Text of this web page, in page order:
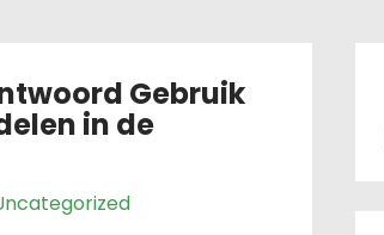
Gebruik
in de